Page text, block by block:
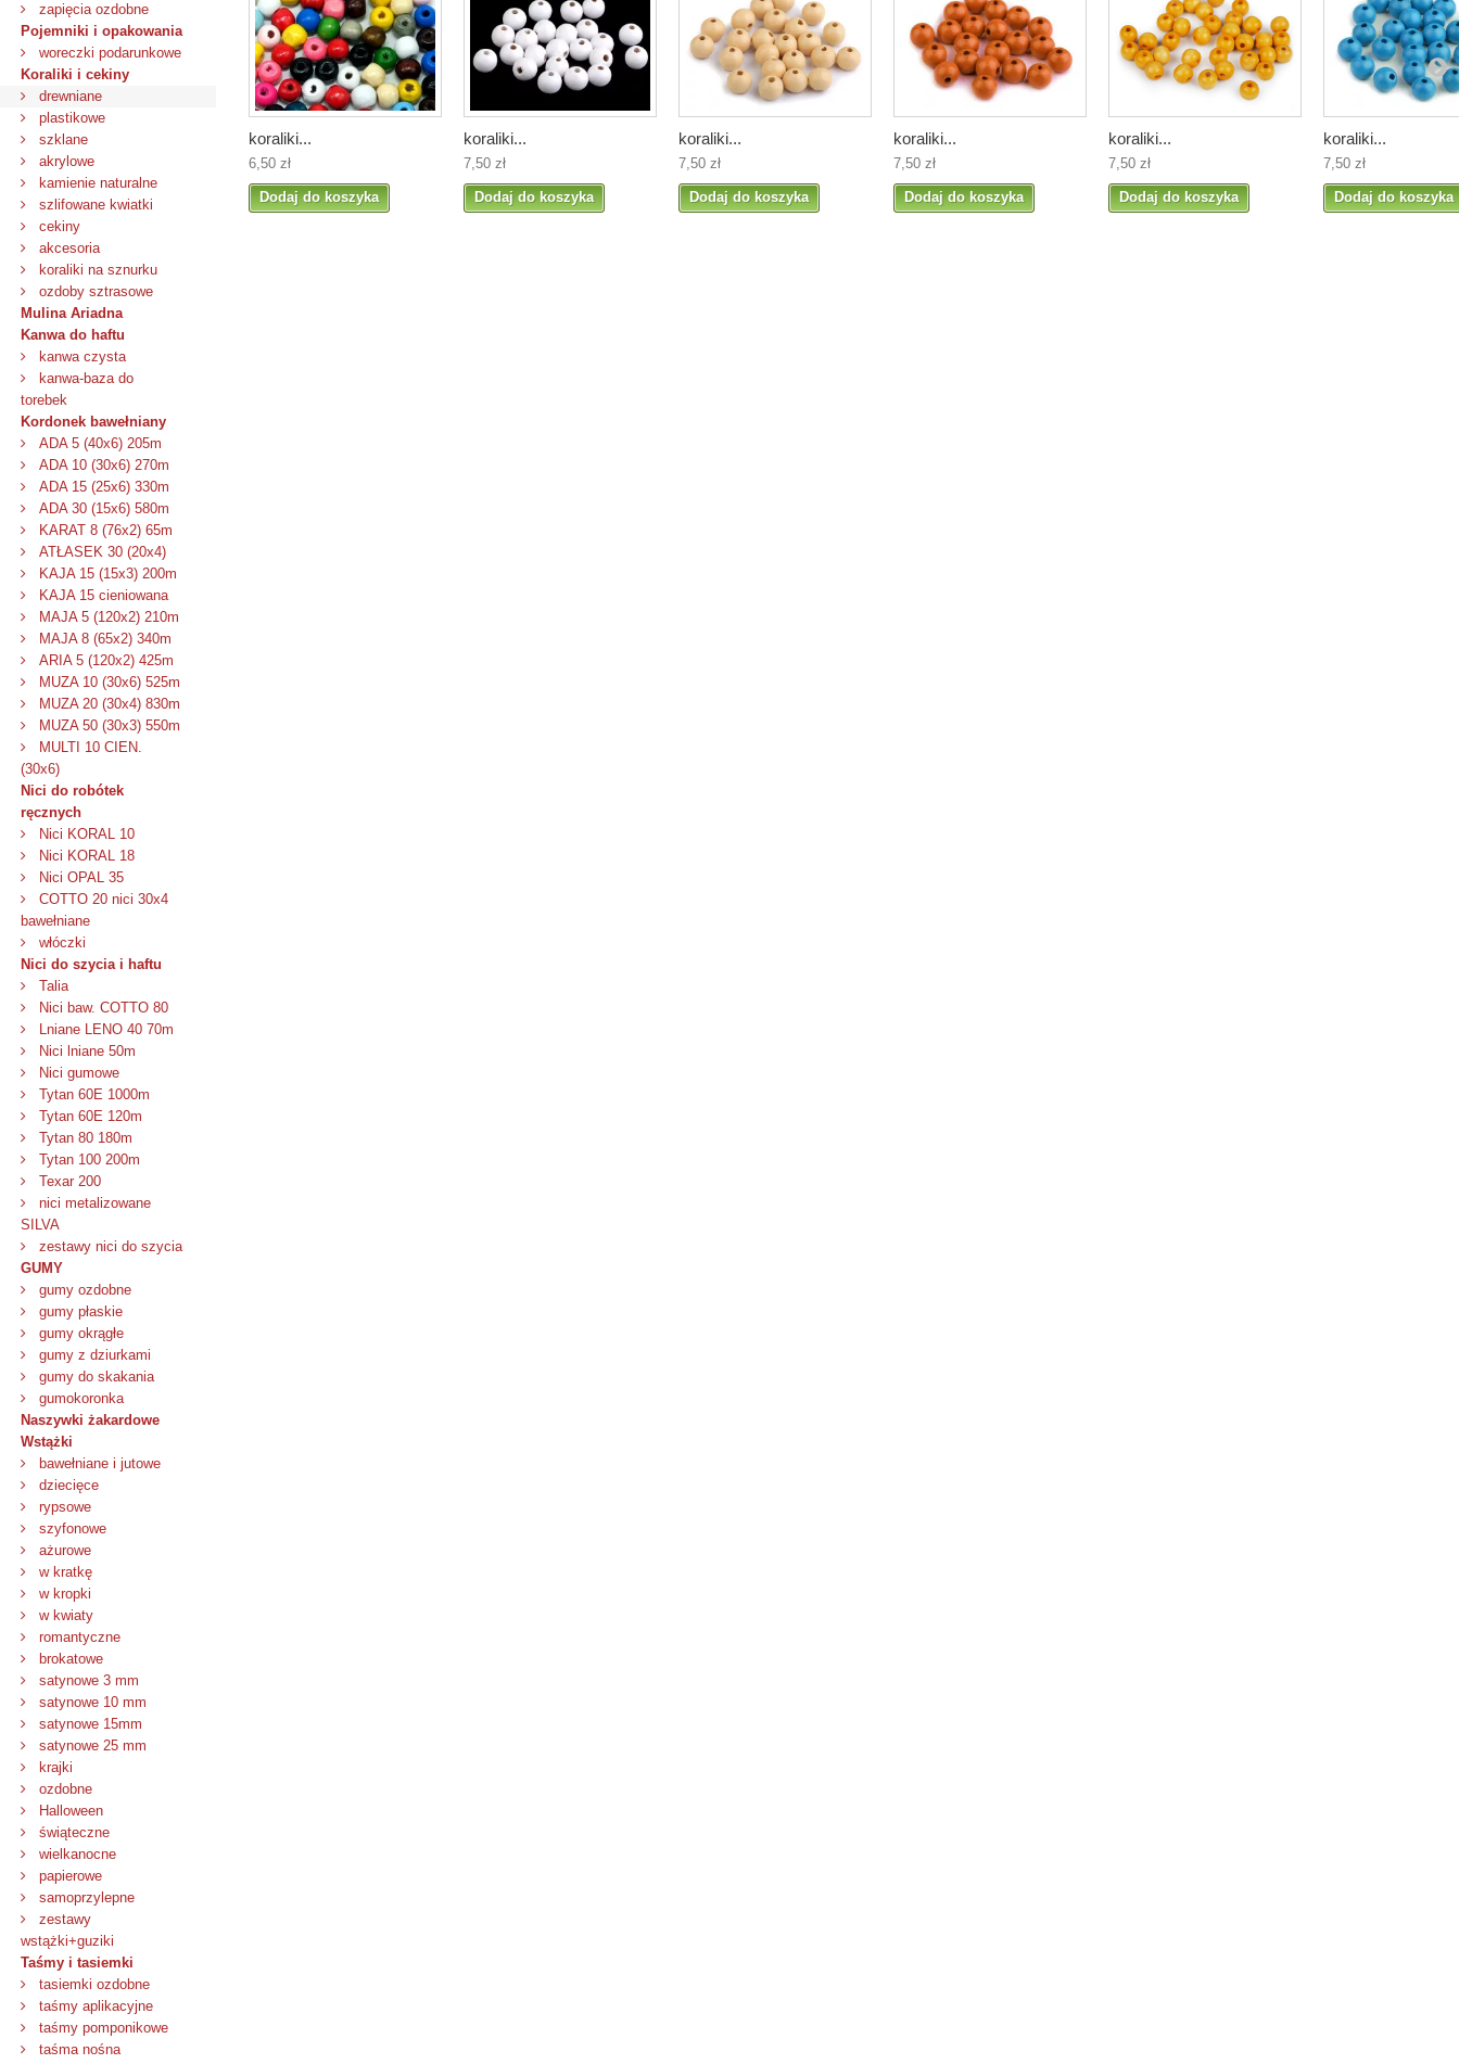
zapięcia ozdobne
Pojemniki i opakowania
woreczki podarunkowe
Koraliki i cekiny
drewniane
plastikowe
szklane
akrylowe
kamienie naturalne
szlifowane kwiatki
cekiny
akcesoria
koraliki na sznurku
ozdoby sztrasowe
Mulina Ariadna
Kanwa do haftu
kanwa czysta
kanwa-baza do
torebek
Kordonek bawełniany
ADA 5 (40x6) 205m
ADA 10 (30x6) 270m
ADA 15 (25x6) 330m
ADA 30 (15x6) 580m
KARAT 8 (76x2) 65m
ATŁASEK 30 (20x4)
KAJA 15 (15x3) 200m
KAJA 15 cieniowana
MAJA 5 (120x2) 210m
MAJA 8 (65x2) 340m
ARIA 5 (120x2) 425m
MUZA 10 (30x6) 525m
MUZA 20 (30x4) 830m
MUZA 50 (30x3) 550m
MULTI 10 CIEN.
(30x6)
Nici do robótek
ręcznych
Nici KORAL 10
Nici KORAL 18
Nici OPAL 35
COTTO 20 nici 30x4
bawełniane
włóczki
Nici do szycia i haftu
Talia
Nici baw. COTTO 80
Lniane LENO 40 70m
Nici lniane 50m
Nici gumowe
Tytan 60E 1000m
Tytan 60E 120m
Tytan 80 180m
Tytan 100 200m
Texar 200
nici metalizowane
SILVA
zestawy nici do szycia
GUMY
gumy ozdobne
gumy płaskie
gumy okrągłe
gumy z dziurkami
gumy do skakania
gumokoronka
Naszywki żakardowe
Wstążki
bawełniane i jutowe
dziecięce
rypsowe
szyfonowe
ażurowe
w kratkę
w kropki
w kwiaty
romantyczne
brokatowe
satynowe 3 mm
satynowe 10 mm
satynowe 15mm
satynowe 25 mm
krajki
ozdobne
Halloween
świąteczne
wielkanocne
papierowe
samoprzylepne
zestawy
wstążki+guziki
Taśmy i tasiemki
tasiemki ozdobne
taśmy aplikacyjne
taśmy pomponikowe
taśma nośna
koraliki...
6,50 zł
Dodaj do koszyka
koraliki...
7,50 zł
Dodaj do koszyka
koraliki...
7,50 zł
Dodaj do koszyka
koraliki...
7,50 zł
Dodaj do koszyka
koraliki...
7,50 zł
Dodaj do koszyka
koraliki...
7,50 zł
Dodaj do koszyka